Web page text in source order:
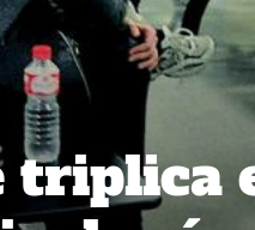
triplica